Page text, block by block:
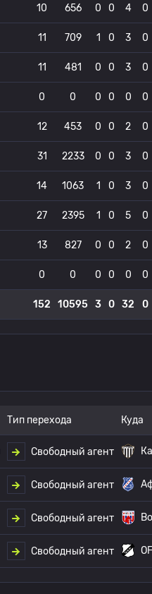
10 656 0 0 4 0
11 709 1 0 3 0
11 481 0 0 3 0
0 0 0 0 0 0
12 453 0 0 2 0
31 2233 0 0 3 0
14 1063 1 0 3 0
27 2395 1 0 5 0
13 827 0 0 2 0
0 0 0 0 0 0
152 10595 3 0 32 0
Тип перехода Куда
Свободный агент
Свободный агент
Свободный агент
Свободный агент